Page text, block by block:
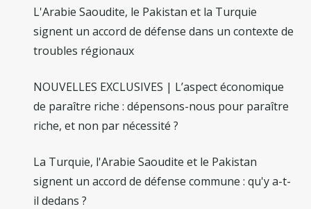
L'Arabie Saoudite, le Pakistan et la Turquie
signent un accord de défense dans un contexte de
troubles régionaux
NOUVELLES EXCLUSIVES | L’aspect économique
de paraître riche : dépensons-nous pour paraître
riche, et non par nécessité ?
La Turquie, l'Arabie Saoudite et le Pakistan
signent un accord de défense commune : qu'y a-t-
il dedans ?